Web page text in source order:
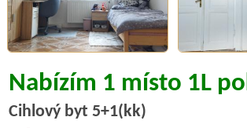
Nabízím 1 místo 1L
Cihlový byt 5+1(kk)